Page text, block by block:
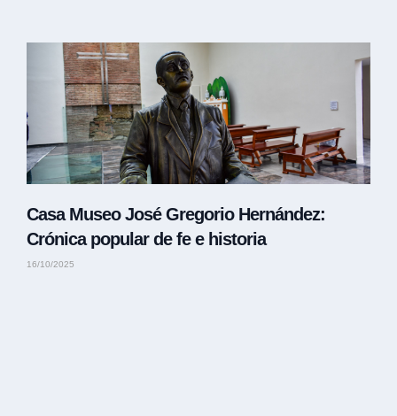
Casa Museo José Gregorio Hernández:
Crónica popular de fe e historia
16/10/2025